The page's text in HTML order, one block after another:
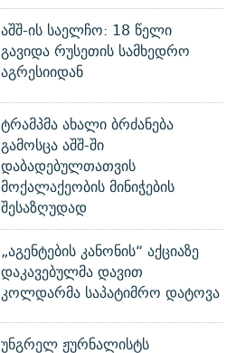
აშშ-ის საელჩო: 18 წელი
გავიდა რუსეთის სამხედრო
აგრესიიდან
ტრამპმა ახალი ბრძანება
გამოსცა აშშ-ში
დაბადებულთათვის
მოქალაქეობის მინიჭების
შესაზღუდად
„აგენტების კანონის“ აქციაზე
დაკავებულმა დავით
კოლდარმა საპატიმრო დატოვა
უნგრელ ჟურნალისტს